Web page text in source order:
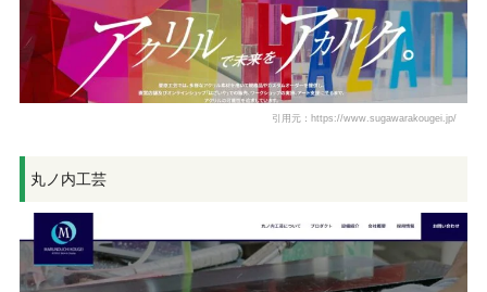
引用元：https://www.sugawarakougei.jp/
丸ノ内工芸